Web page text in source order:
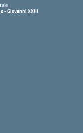
- Giovanni XXIII